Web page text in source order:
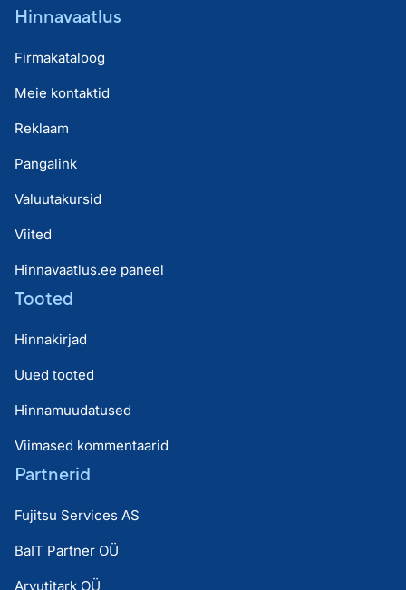
Hinnavaatlus
Firmakataloog
Meie kontaktid
Reklaam
Pangalink
Valuutakursid
Viited
Hinnavaatlus.ee paneel
Tooted
Hinnakirjad
Uued tooted
Hinnamuudatused
Viimased kommentaarid
Partnerid
Fujitsu Services AS
BaIT Partner OÜ
Arvutitark OÜ